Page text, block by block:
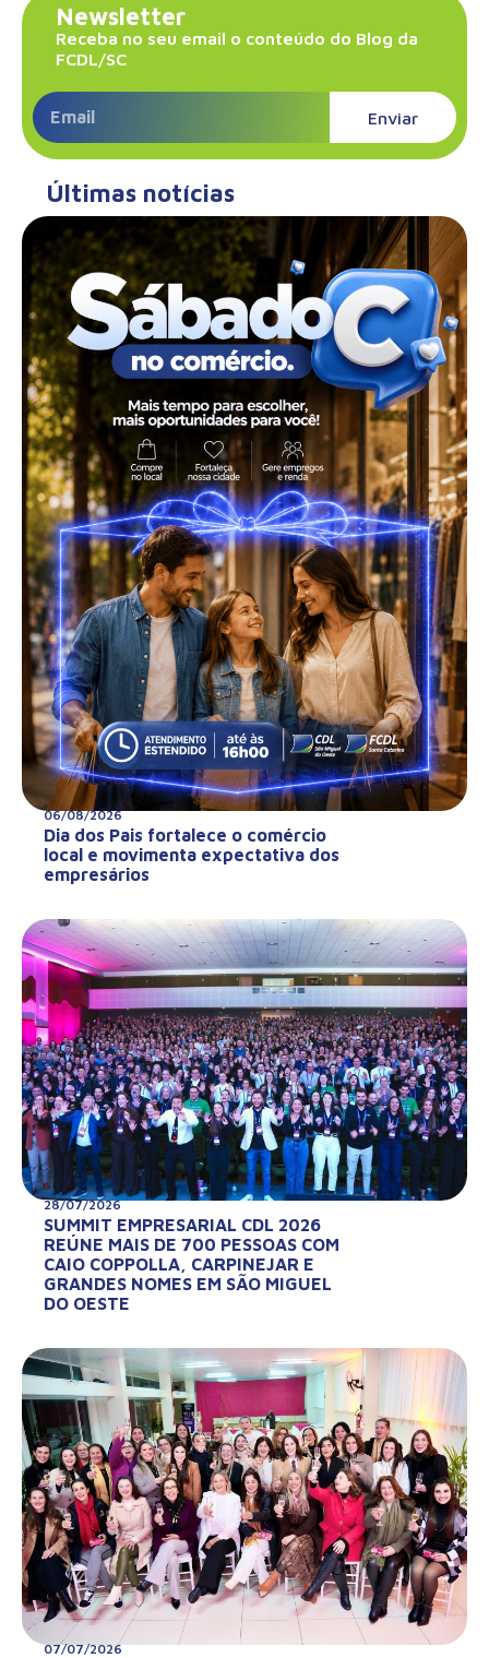
Newsletter
Receba no seu email o conteúdo do Blog da
FCDL/SC
Enviar
Últimas notícias
06/08/2026
Dia dos Pais fortalece o comércio
local e movimenta expectativa dos
empresários
28/07/2026
SUMMIT EMPRESARIAL CDL 2026
REÚNE MAIS DE 700 PESSOAS COM
CAIO COPPOLLA, CARPINEJAR E
GRANDES NOMES EM SÃO MIGUEL
DO OESTE
07/07/2026